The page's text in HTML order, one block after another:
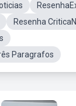
Resenha
Paragrafos